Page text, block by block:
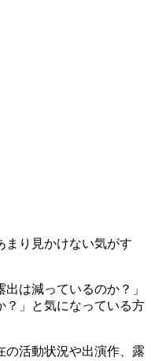
まり見かけない気がす
は減っているのか？」
？」と気になっている方
の活動状況や出演作、露